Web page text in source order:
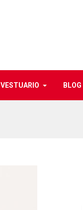
VESTUARIO BLOG